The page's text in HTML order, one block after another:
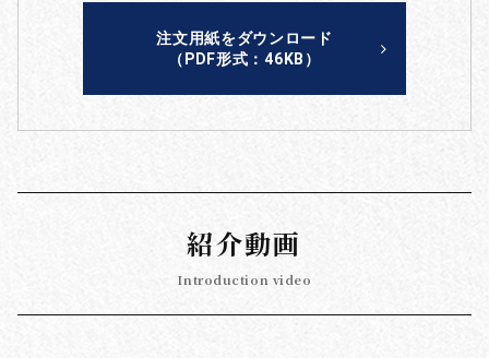
注文用紙をダウンロード
（PDF形式：46KB）
紹介動画
Introduction video